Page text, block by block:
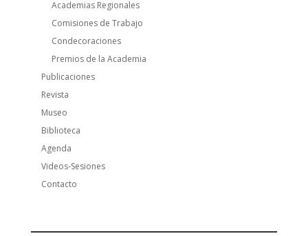
Academias Regionales
Comisiones de Trabajo
Condecoraciones
Premios de la Academia
Publicaciones
Revista
Museo
Biblioteca
Agenda
Videos-Sesiones
Contacto